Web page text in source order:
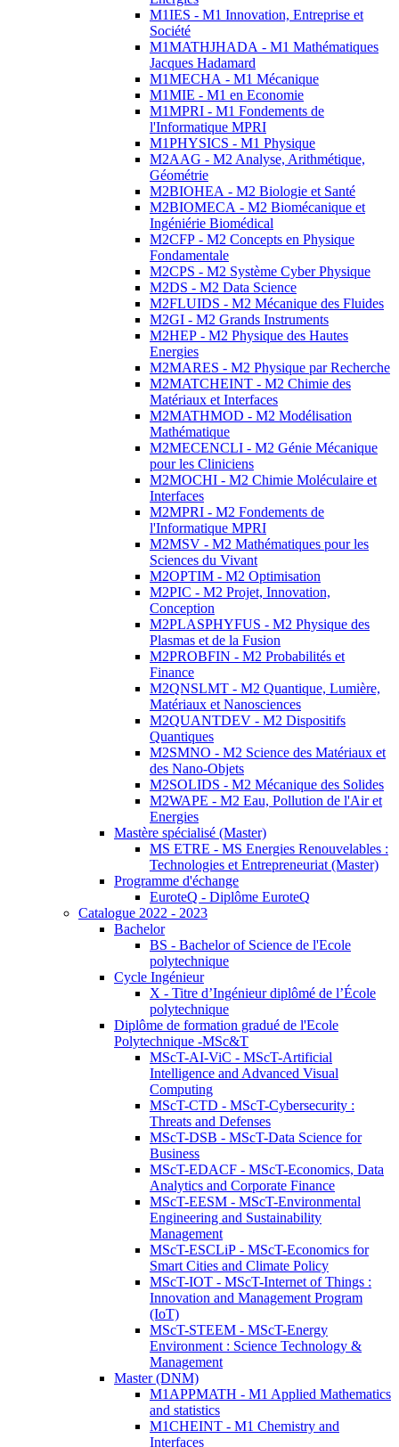
M1IES - M1 Innovation, Entreprise et
Société
M1MATHJHADA - M1 Mathématiques
Jacques Hadamard
M1MECHA - M1 Mécanique
M1MIE - M1 en Economie
M1MPRI - M1 Fondements de
l'Informatique MPRI
M1PHYSICS - M1 Physique
M2AAG - M2 Analyse, Arithmétique,
Géométrie
M2BIOHEA - M2 Biologie et Santé
M2BIOMECA - M2 Biomécanique et
Ingéniérie Biomédical
M2CFP - M2 Concepts en Physique
Fondamentale
M2CPS - M2 Système Cyber Physique
M2DS - M2 Data Science
M2FLUIDS - M2 Mécanique des Fluides
M2GI - M2 Grands Instruments
M2HEP - M2 Physique des Hautes
Energies
M2MARES - M2 Physique par Recherche
M2MATCHEINT - M2 Chimie des
Matériaux et Interfaces
M2MATHMOD - M2 Modélisation
Mathématique
M2MECENCLI - M2 Génie Mécanique
pour les Cliniciens
M2MOCHI - M2 Chimie Moléculaire et
Interfaces
M2MPRI - M2 Fondements de
l'Informatique MPRI
M2MSV - M2 Mathématiques pour les
Sciences du Vivant
M2OPTIM - M2 Optimisation
M2PIC - M2 Projet, Innovation,
Conception
M2PLASPHYFUS - M2 Physique des
Plasmas et de la Fusion
M2PROBFIN - M2 Probabilités et
Finance
M2QNSLMT - M2 Quantique, Lumière,
Matériaux et Nanosciences
M2QUANTDEV - M2 Dispositifs
Quantiques
M2SMNO - M2 Science des Matériaux et
des Nano-Objets
M2SOLIDS - M2 Mécanique des Solides
M2WAPE - M2 Eau, Pollution de l'Air et
Energies
Mastère spécialisé (Master)
MS ETRE - MS Energies Renouvelables :
Technologies et Entrepreneuriat (Master)
Programme d'échange
EuroteQ - Diplôme EuroteQ
Catalogue 2022 - 2023
Bachelor
BS - Bachelor of Science de l'Ecole
polytechnique
Cycle Ingénieur
X - Titre d’Ingénieur diplômé de l’École
polytechnique
Diplôme de formation gradué de l'Ecole
Polytechnique -MSc&T
MScT-AI-ViC - MScT-Artificial
Intelligence and Advanced Visual
Computing
MScT-CTD - MScT-Cybersecurity :
Threats and Defenses
MScT-DSB - MScT-Data Science for
Business
MScT-EDACF - MScT-Economics, Data
Analytics and Corporate Finance
MScT-EESM - MScT-Environmental
Engineering and Sustainability
Management
MScT-ESCLiP - MScT-Economics for
Smart Cities and Climate Policy
MScT-IOT - MScT-Internet of Things :
Innovation and Management Program
(IoT)
MScT-STEEM - MScT-Energy
Environment : Science Technology &
Management
Master (DNM)
M1APPMATH - M1 Applied Mathematics
and statistics
M1CHEINT - M1 Chemistry and
Interfaces